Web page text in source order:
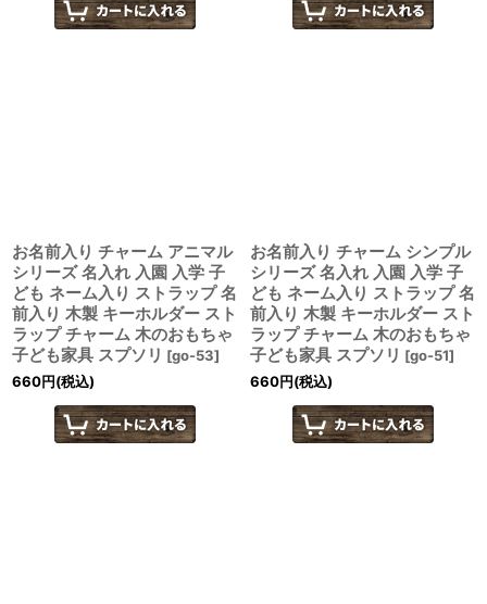
お名前入り チャーム アニマル
シリーズ 名入れ 入園 入学 子
ども ネーム入り ストラップ 名
前入り 木製 キーホルダー スト
ラップ チャーム 木のおもちゃ
子ども家具 スプソリ [go-53]
660円(税込)
お名前入り チャーム シンプル
シリーズ 名入れ 入園 入学 子
ども ネーム入り ストラップ 名
前入り 木製 キーホルダー スト
ラップ チャーム 木のおもちゃ
子ども家具 スプソリ [go-51]
660円(税込)